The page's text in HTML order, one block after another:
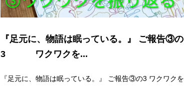
『足元に、物語は眠っている。』 ご報告③の
3 ワクワクを...
『足元に、物語は眠っている。』 ご報告③の3 ワクワクを